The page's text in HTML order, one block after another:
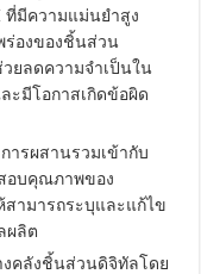
มีความแม่นยำสูง
ร่องของชิ้นส่วน
ยลดความจำเป็นใน
ะมีโอกาสเกิดข้อผิด
การผสานรวมเข้ากับ
สอบคุณภาพของ
สามารถระบุและแก้ไข
ผลิต
งคลังชิ้นส่วนดิจิทัลโดย